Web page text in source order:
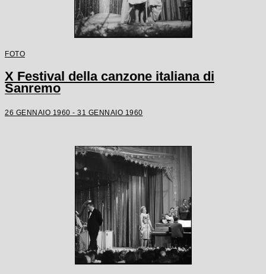
FOTO
X Festival della canzone italiana di
Sanremo
26 GENNAIO 1960 - 31 GENNAIO 1960